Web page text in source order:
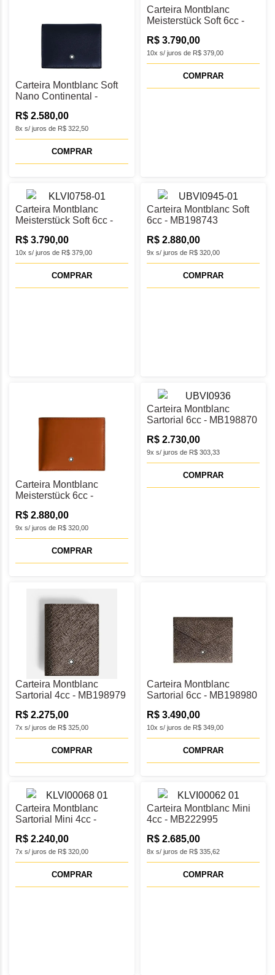
Carteira Montblanc Soft
Nano Continental -
8x s/ juros de R$ 322,50
R$ 2.580,00
COMPRAR
Carteira Montblanc
Meisterstück Soft 6cc -
10x s/ juros de R$ 379,00
R$ 3.790,00
COMPRAR
Carteira Montblanc
Meisterstück Soft 6cc -
10x s/ juros de R$ 379,00
R$ 3.790,00
COMPRAR
Carteira Montblanc Soft
6cc - MB198743
9x s/ juros de R$ 320,00
R$ 2.880,00
COMPRAR
Carteira Montblanc
Meisterstück 6cc -
9x s/ juros de R$ 320,00
R$ 2.880,00
COMPRAR
Carteira Montblanc
Sartorial 6cc - MB198870
9x s/ juros de R$ 303,33
R$ 2.730,00
COMPRAR
Carteira Montblanc
Sartorial 4cc - MB198979
7x s/ juros de R$ 325,00
R$ 2.275,00
COMPRAR
Carteira Montblanc
Sartorial 6cc - MB198980
10x s/ juros de R$ 349,00
R$ 3.490,00
COMPRAR
Carteira Montblanc
Sartorial Mini 4cc -
7x s/ juros de R$ 320,00
R$ 2.240,00
COMPRAR
Carteira Montblanc Mini
4cc - MB222995
8x s/ juros de R$ 335,62
R$ 2.685,00
COMPRAR